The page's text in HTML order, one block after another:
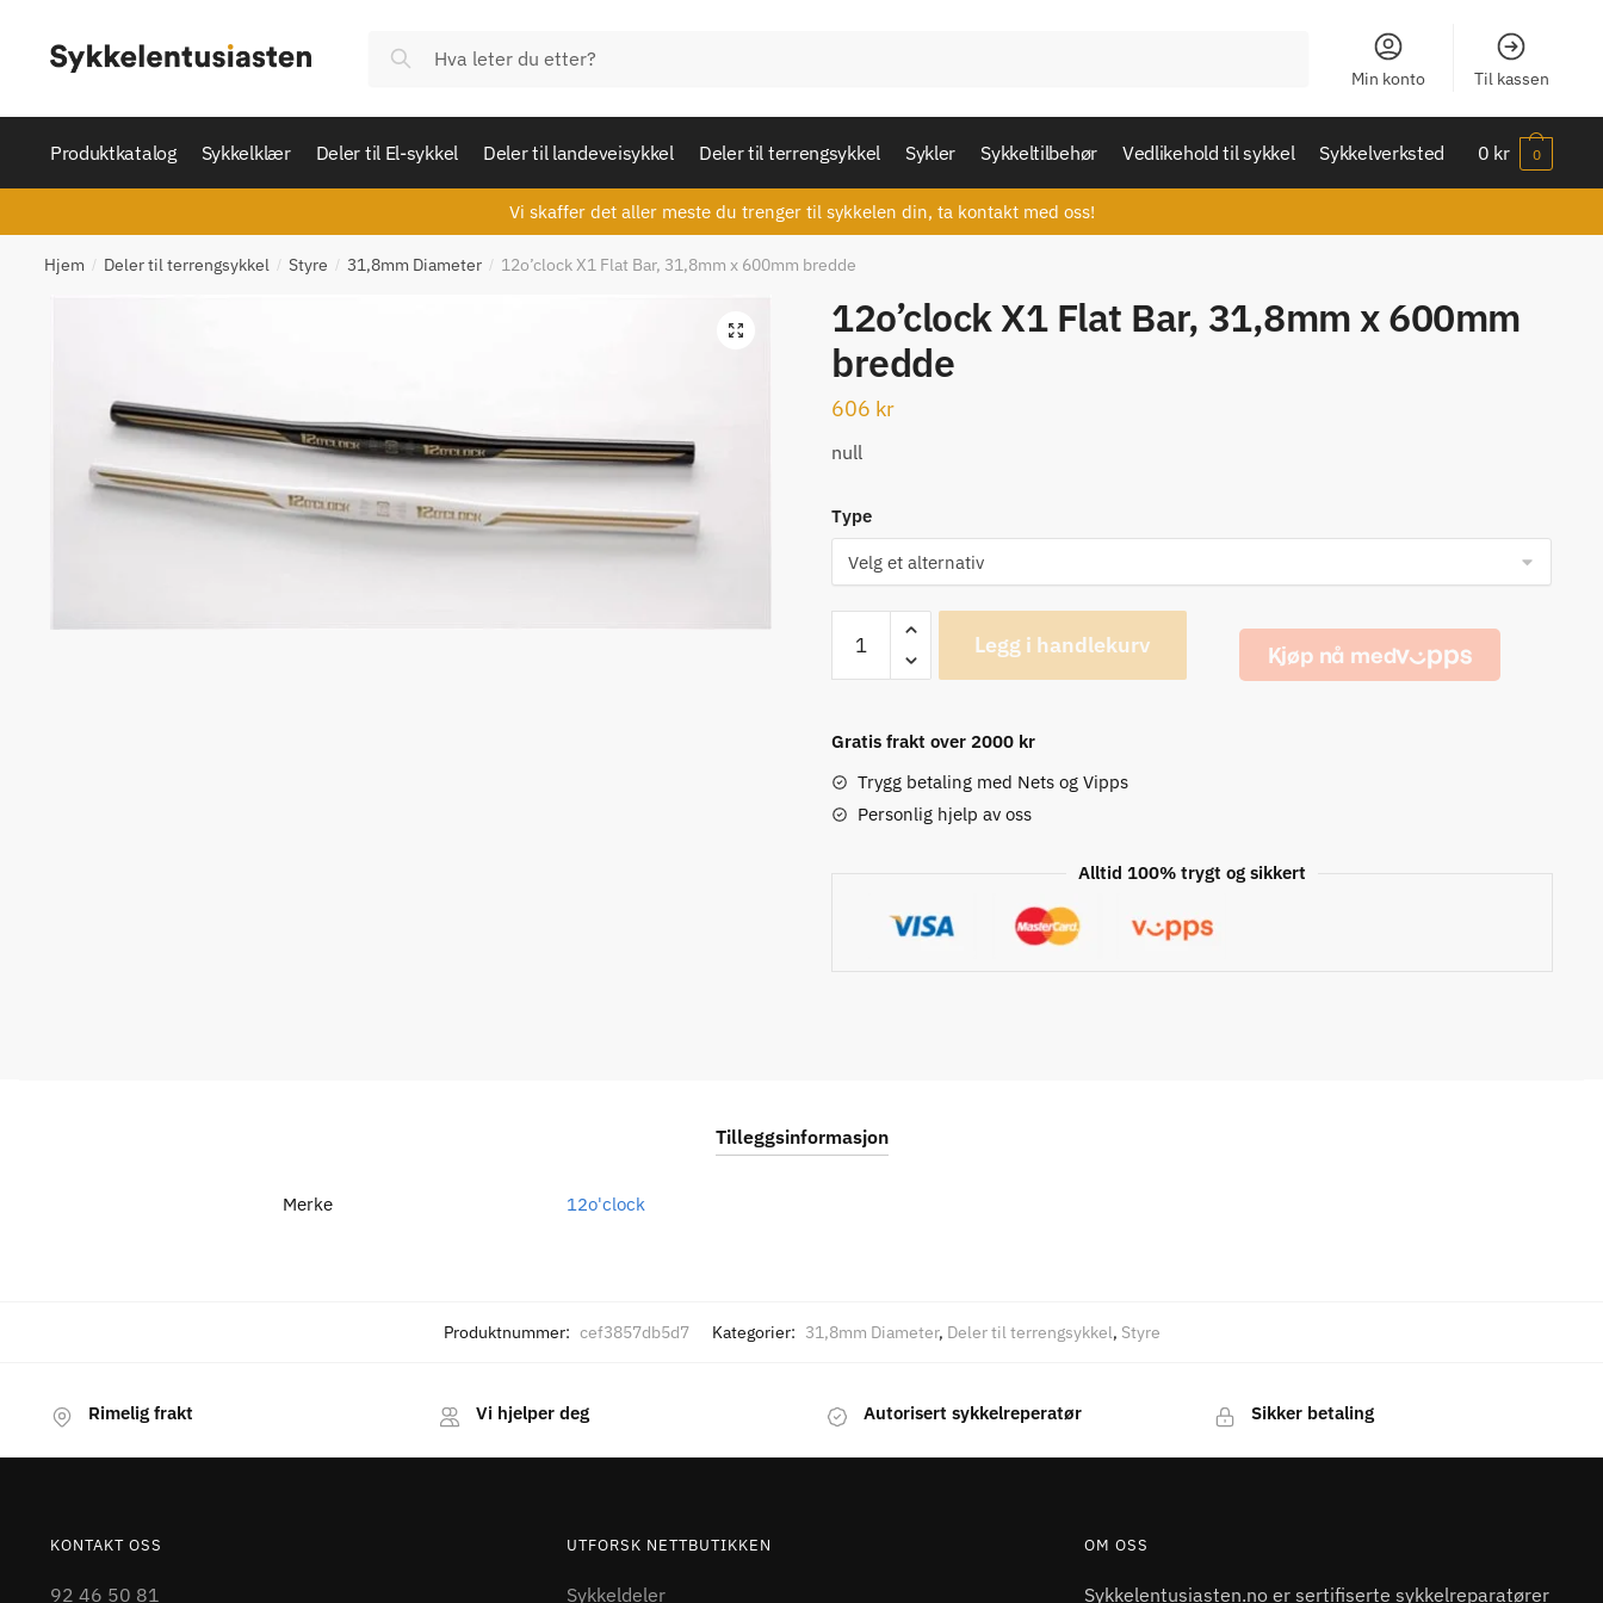
navigation
content
Søk
etter:
Søk
Min konto Til kassen
Produktkatalog Sykkelklær Deler til El-sykkel Deler til landeveisykkel Deler til terrengsykkel Sykler Sykkeltilbehør Vedlikehold til sykkel Sykkelverksted 0 kr 0
Vi skaffer det aller meste du trenger til sykkelen din, ta kontakt med oss!
Hjem / Deler til terrengsykkel / Styre / 31,8mm Diameter / 12o’clock X1 Flat Bar, 31,8mm x 600mm bredde
🔍
12o’clock X1 Flat Bar, 31,8mm x 600mm
bredde
606 kr
null
Type
12o'clock
Flat
31,8mm
x
600mm
Legg i handlekurv
Gratis frakt over 2000 kr
Trygg betaling med Nets og Vipps
Personlig hjelp av oss
Alltid 100% trygt og sikkert
Tilleggsinformasjon
Merke 12o'clock
Produktnummer: cef3857db5d7 Kategorier: 31,8mm Diameter, Deler til terrengsykkel, Styre
Rimelig frakt Vi hjelper deg Autorisert sykkelreperatør Sikker betaling
KONTAKT OSS
92 46 50 81
UTFORSK NETTBUTIKKEN
Sykkeldeler
OM OSS
Sykkelentusiasten.no er sertifiserte sykkelreparatører